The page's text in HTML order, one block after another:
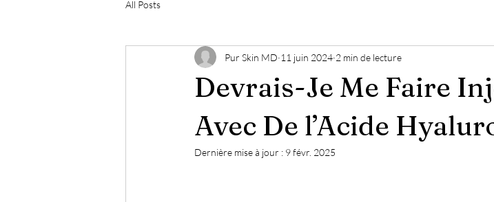
All Posts
Devrais-Je Me Faire
Avec De l’Acide
Pur Skin MD 11 juin 2024 2 min de lecture
Dernière mise à jour : 9 févr. 2025